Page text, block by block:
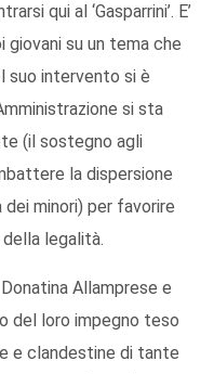
qui al ‘Gasparrini’. E’
giovani su un tema che
suo intervento si è
si sta
(il sostegno agli
la dispersione
minori) per favorire
della legalità.
Allamprese e
del loro impegno teso
e clandestine di tante